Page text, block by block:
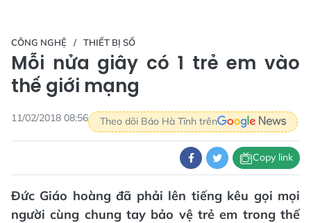
CÔNG NGHỆ THIẾT BỊ SỐ
Mỗi nửa giây có 1 trẻ em vào
thế giới mạng
11/02/2018 08:56 Theo dõi Báo Hà Tĩnh trên
Copy link
Đức Giáo hoàng đã phải lên tiếng kêu gọi mọi
người cùng chung tay bảo vệ trẻ em trong thế